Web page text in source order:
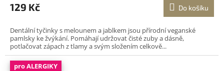
129 Kč Do košíku
Dentální tyčinky s melounem a jablkem jsou přírodní veganské
pamlsky ke žvýkání. Pomáhají udržovat čisté zuby a dásně,
potlačovat zápach z tlamy a svým složením celkově...
pro ALERGIKY